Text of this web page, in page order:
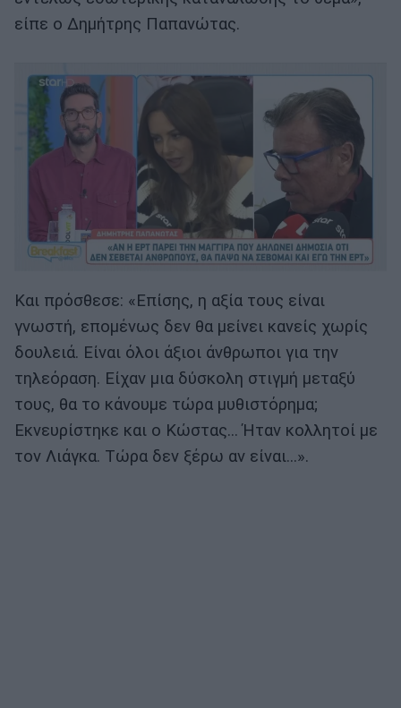
είπε ο Δημήτρης Παπανώτας.
Και πρόσθεσε: «Επίσης, η αξία τους είναι
γνωστή, επομένως δεν θα μείνει κανείς χωρίς
δουλειά. Είναι όλοι άξιοι άνθρωποι για την
τηλεόραση. Είχαν μια δύσκολη στιγμή μεταξύ
τους, θα το κάνουμε τώρα μυθιστόρημα;
Εκνευρίστηκε και ο Κώστας… Ήταν κολλητοί με
τον Λιάγκα. Τώρα δεν ξέρω αν είναι...».